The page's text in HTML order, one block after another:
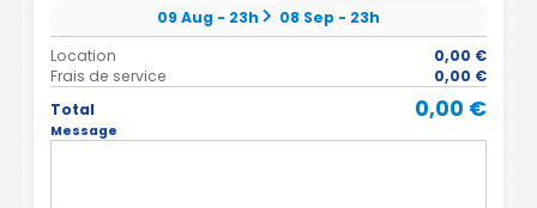
09 Aug - 23h
08 Sep - 23h
Location
0,00 €
Frais de service
0,00 €
Total
0,00 €
Message